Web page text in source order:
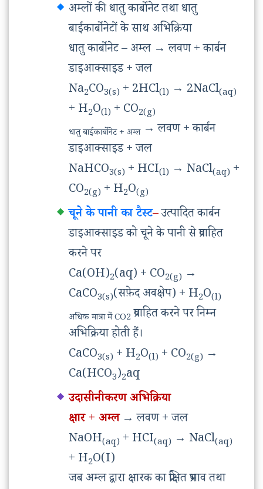
अम्लों की धातु कार्बोनेट तथा धातु
बाईकार्बोनेटों के साथ अभिक्रिया
धातु कार्बोनेट – अम्ल → लवण + कार्बन
डाइआक्साइड + जल
Na2CO3(s) + 2HCl(l) → 2NaCl(aq)
+ H2O(l) + CO2(g)
धातु बाईकार्बोनेट + अम्ल → लवण + कार्बन
डाइआक्साइड + जल
NaHCO3(s) + HCI(l) → NaCl(aq) +
CO2(g) + H2O(g)
चूने के पानी का टैस्ट–उत्पादित कार्बन
डाइआक्साइड को चूने के पानी से प्रवाहित
करने पर
Ca(OH)2(aq) + CO2(g) →
CaCO3(s)(सफ़ेद अवक्षेप) + H2O(l)
अधिक मात्रा में CO2प्रवाहित करने पर निम्न
अभिक्रिया होती हैं।
CaCO3(s) + H2O(l) + CO2(g) →
Ca(HCO3)2aq
उदासीनीकरण अभिक्रिया
क्षार + अम्ल → लवण + जल
NaOH(aq) + HCI(aq) → NaCl(aq)
+ H2O(I)
जब अम्ल द्वारा क्षारक का प्रेक्षित प्रभाव तथा